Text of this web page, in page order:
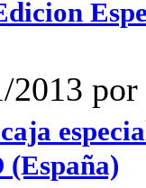
2013
(España)